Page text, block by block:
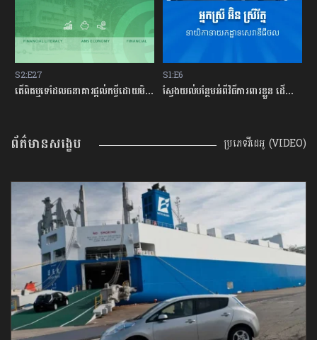
S2:E27
តើពិតឬទេដែលធនាគារផ្ដល់កម្ចីដោយមិនសិក្សាលើលទ្ធភាពសងត្រឡប់?
S1:E6
ស្វែងយល់បន្ថែមអំពីវិធីការពារខ្លួន ដើម្បីជៀសវាងពីការឆបោកតាមបច្ចេកវិទ្យាហិរញ្ញវត្ថុ!
ព័ត៌មានសង្ខេប ប្រភេទវីដេអូ (VIDEO)